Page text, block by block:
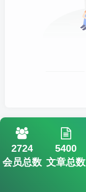
2724
会员总数
5400
文章总数